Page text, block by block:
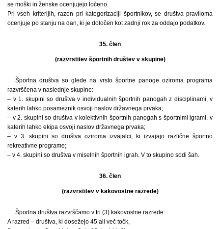
se moški in ženske ocenjujejo ločeno.
Pri vseh kriterijih, razen pri kategorizaciji športnikov, se društva praviloma
ocenjuje po stanju na dan, ki je določen kot zadnji rok za oddajo podatkov.
35. člen
(razvrstitev športnih društev v skupine)
Športna društva so glede na vrsto športne panoge oziroma programa
razvrščena v naslednje skupine:
– v 1. skupini so društva v individualnih športnih panogah z disciplinami, v
katerih lahko posameznik osvoji naslov državnega prvaka;
– v 2. skupini so društva v kolektivnih športnih panogah s športnimi igrami, v
katerih lahko ekipa osvoji naslov državnega prvaka;
– v 3. skupini so društva oziroma izvajalci, ki izvajajo različne športno
rekreativne programe;
– v 4. skupini so društva v miselnih športnih igrah. V to skupino sodi šah.
36. člen
(razvrstitev v kakovostne razrede)
Športna društva razvrščamo v tri (3) kakovostne razrede:
A razred – društva, ki dosežejo 45 ali več točk,